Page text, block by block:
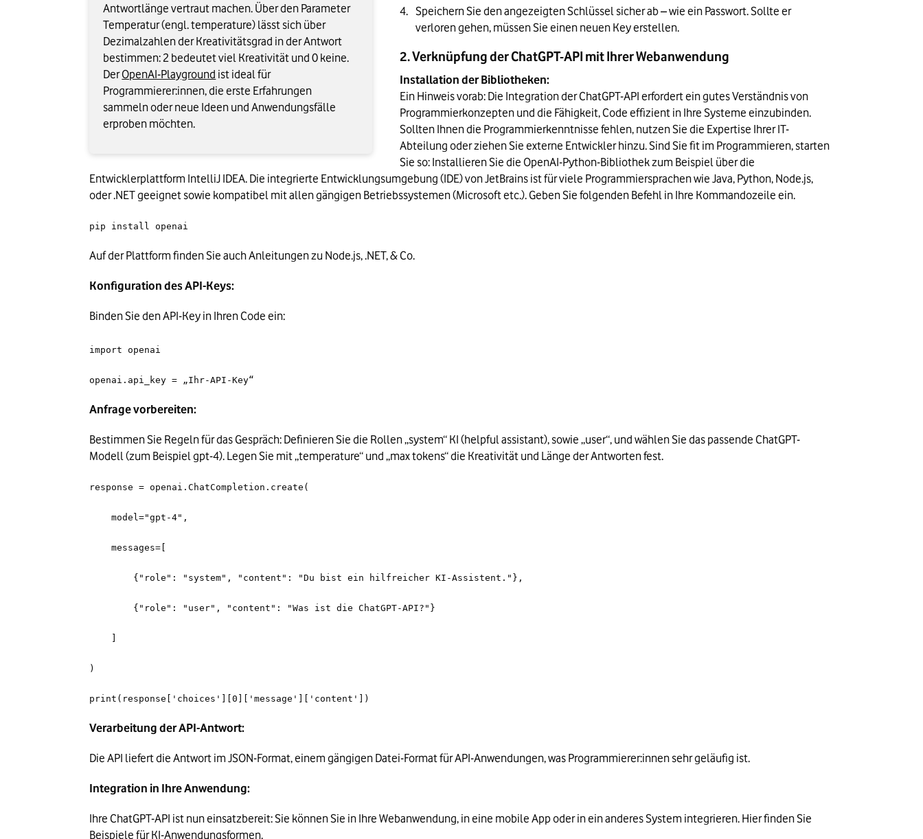
Antwortlänge vertraut machen. Über den Parameter
Temperatur (engl. temperature) lässt sich über
Dezimalzahlen der Kreativitätsgrad in der Antwort
bestimmen: 2 bedeutet viel Kreativität und 0 keine.
DerOpenAI-Playground ist ideal für
Programmierer:innen, die erste Erfahrungen
sammeln oder neue Ideen und Anwendungsfälle
erproben möchten.
Speichern Sie den angezeigten Schlüssel sicher ab – wie ein Passwort. Sollte er
verloren gehen, müssen Sie einen neuen Key erstellen.
2. Verknüpfung der ChatGPT-API mit Ihrer Webanwendung
Installation der Bibliotheken:
Ein Hinweis vorab: Die Integration der ChatGPT-API erfordert ein gutes Verständnis von
Programmierkonzepten und die Fähigkeit, Code effizient in Ihre Systeme einzubinden.
Sollten Ihnen die Programmierkenntnisse fehlen, nutzen Sie die Expertise Ihrer IT-
Abteilung oder ziehen Sie externe Entwickler hinzu. Sind Sie fit im Programmieren, starten
Sie so: Installieren Sie die OpenAI-Python-Bibliothek zum Beispiel über die
Entwicklerplattform IntelliJ IDEA. Die integrierte Entwicklungsumgebung (IDE) von JetBrains ist für viele Programmiersprachen wie Java, Python, Node.js,
oder .NET geeignet sowie kompatibel mit allen gängigen Betriebssystemen (Microsoft etc.). Geben Sie folgenden Befehl in Ihre Kommandozeile ein.
pip install openai
Auf der Plattform finden Sie auch Anleitungen zu Node.js, .NET, & Co.
Konfiguration des API-Keys:
Binden Sie den API-Key in Ihren Code ein:
import openai
openai.api_key = „Ihr-API-Key“
Anfrage vorbereiten:
Bestimmen Sie Regeln für das Gespräch: Definieren Sie die Rollen „system“ KI (helpful assistant), sowie „user“, und wählen Sie das passende ChatGPT-
Modell (zum Beispiel gpt-4). Legen Sie mit „temperature“ und „max tokens“ die Kreativität und Länge der Antworten fest.
response = openai.ChatCompletion.create(
    model="gpt-4",
    messages=[
        {"role": "system", "content": "Du bist ein hilfreicher KI-Assistent."},
        {"role": "user", "content": "Was ist die ChatGPT-API?"}
)
print(response['choices'][0]['message']['content'])
Verarbeitung der API-Antwort:
Die API liefert die Antwort im JSON-Format, einem gängigen Datei-Format für API-Anwendungen, was Programmierer:innen sehr geläufig ist.
Integration in Ihre Anwendung:
Beispiele für KI-Anwendungsformen.